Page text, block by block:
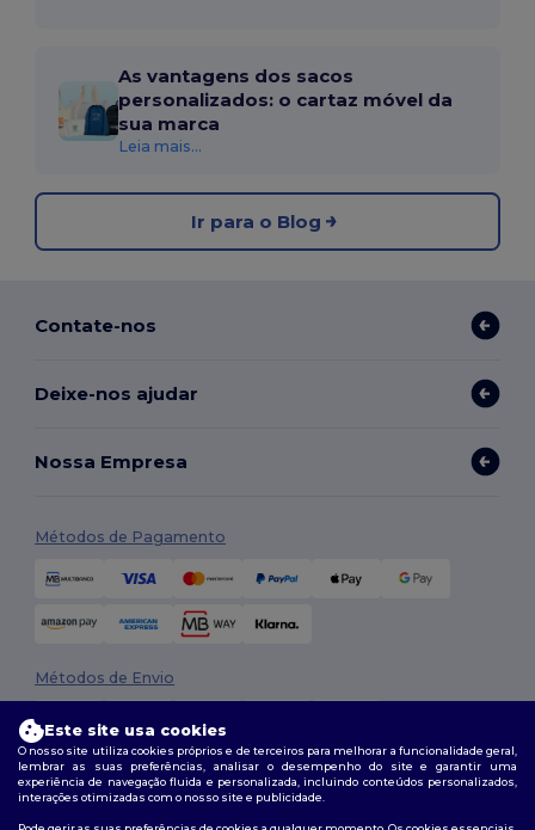
As vantagens dos sacos
personalizados: o cartaz móvel da
sua marca
Leia mais...
Ir para o Blog
Contate-nos
Deixe-nos ajudar
Nossa Empresa
Métodos de Pagamento
Métodos de Envio
Este site usa cookies
O nosso site utiliza cookies próprios e de terceiros para melhorar a funcionalidade geral,
lembrar as suas preferências, analisar o desempenho do site e garantir uma
experiência de navegação fluida e personalizada, incluindo conteúdos personalizados,
interações otimizadas com o nosso site e publicidade.